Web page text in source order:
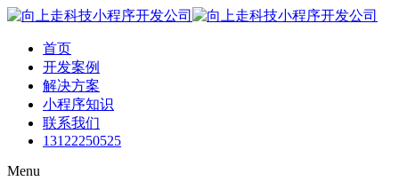
首页
开发案例
解决方案
小程序知识
联系我们
13122250525
Menu